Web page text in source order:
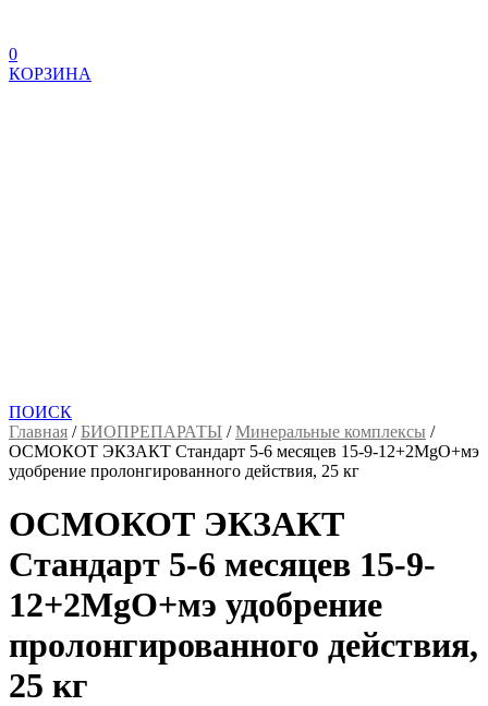
0
КОРЗИНА
ПОИСК
Главная /БИОПРЕПАРАТЫ /Минеральные комплексы /
ОСМОКОТ ЭКЗАКТ Стандарт 5-6 месяцев 15-9-12+2MgO+мэ
удобрение пролонгированного действия, 25 кг
ОСМОКОТ ЭКЗАКТ
Стандарт 5-6 месяцев 15-9-
12+2MgO+мэ удобрение
пролонгированного действия,
25 кг